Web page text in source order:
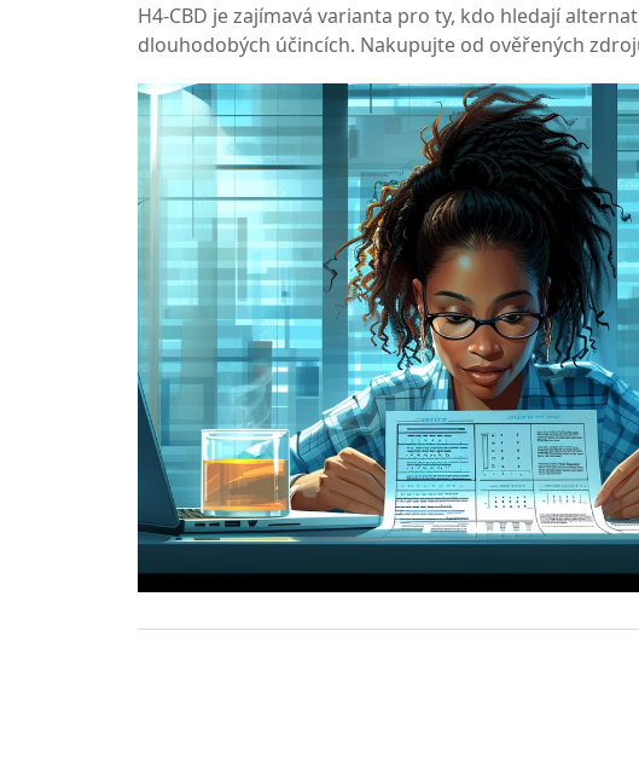
H4‑CBD je zajímavá varianta pro ty, kdo hledají
dlouhodobých účincích. Nakupujte od ověřených